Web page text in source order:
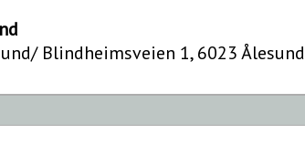
Blindheimsveien 1, 6023 Ålesund
Forhandler følgende